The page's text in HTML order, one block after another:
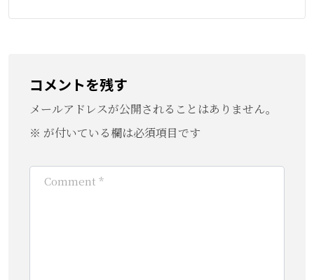
コメントを残す
メールアドレスが公開されることはありません。
※ が付いている欄は必須項目です